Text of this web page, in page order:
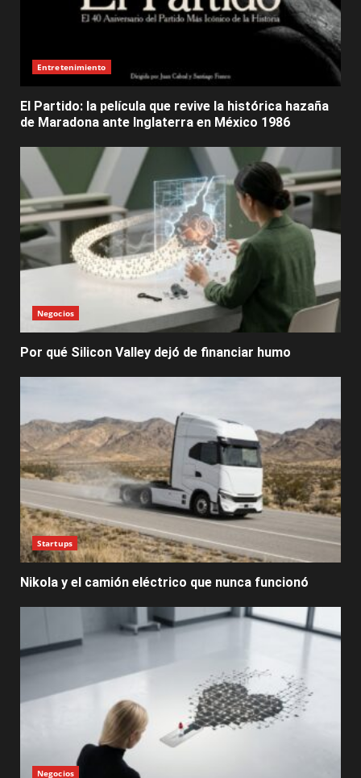
Entretenimiento
El Partido: la película que revive la histórica hazaña
de Maradona ante Inglaterra en México 1986
Negocios
Por qué Silicon Valley dejó de financiar humo
Startups
Nikola y el camión eléctrico que nunca funcionó
Negocios